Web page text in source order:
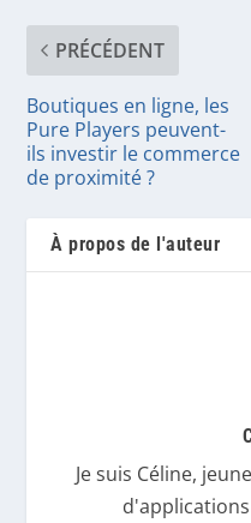
PRÉCÉDENT
Boutiques en ligne, les
Pure Players peuvent-
ils investir le commerce
de proximité ?
À propos de l'auteur
Je suis Céline,